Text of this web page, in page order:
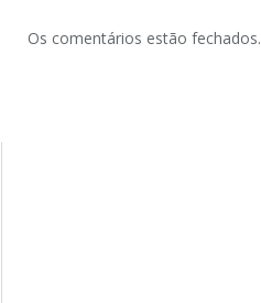
Os comentários estão fechados.